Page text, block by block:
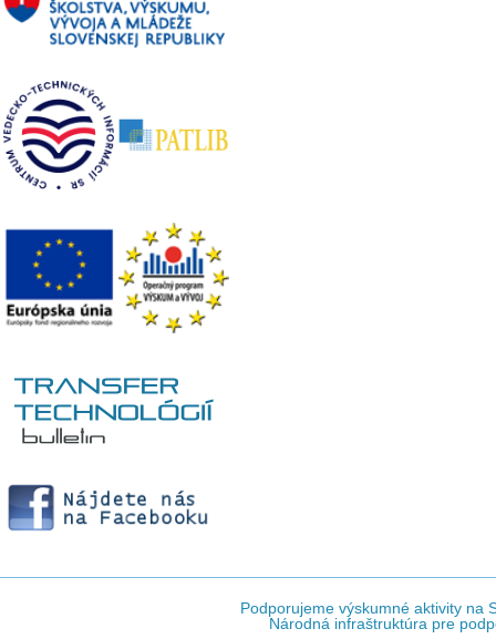
Podporujeme výskumné aktivity na
Národná infraštruktúra pre